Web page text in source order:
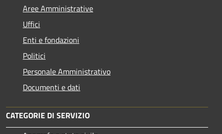
Aree Amministrative
Uffici
Enti e fondazioni
Politici
Personale Amministrativo
Documenti e dati
CATEGORIE DI SERVIZIO